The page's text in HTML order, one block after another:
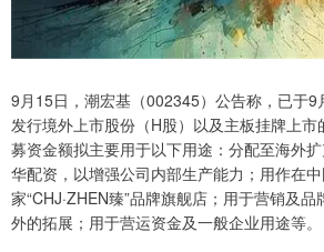
9月15日，潮宏基（002345）公告称，已于9
发行境外上市股份（H股）以及主板挂牌上
募资金额拟主要用于以下用途：分配至海外
华配资，以增强公司内部生产能力；用作在
家“CHJ·ZHEN臻”品牌旗舰店；用于营销及
外的拓展；用于营运资金及一般企业用途等。